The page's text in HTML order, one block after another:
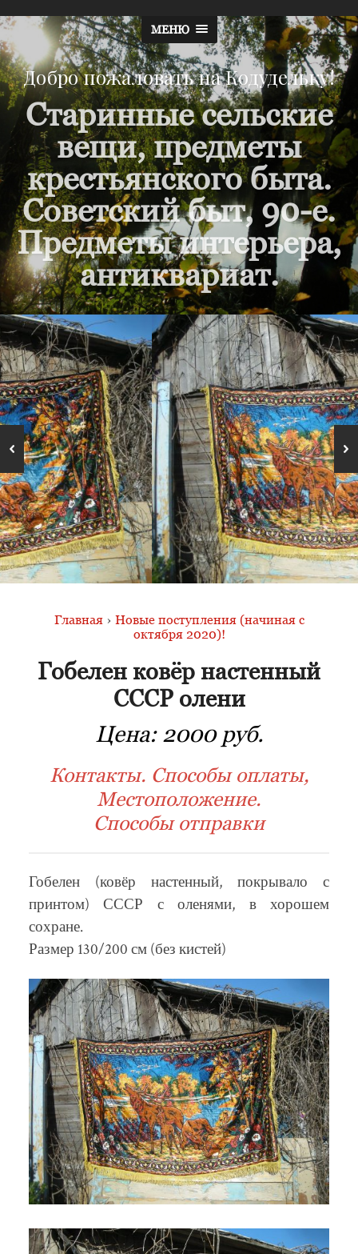
МЕНЮ
Добро пожаловать на Кодудельку!
Старинные сельские
вещи, предметы
крестьянского быта.
Советский быт, 90-е.
Предметы интерьера,
антиквариат.
Главная › Новые поступления (начиная с
октября 2020)!
Гобелен ковёр настенный
СССР олени
Цена: 2000 руб.
Контакты. Способы оплаты,
Местоположение.
Способы отправки
Гобелен (ковёр настенный, покрывало с
принтом) СССР с оленями, в хорошем
сохране.
Размер 130/200 см (без кистей)